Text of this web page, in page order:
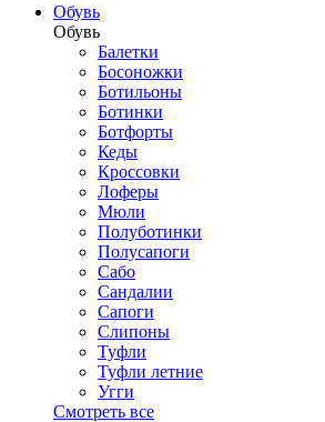
Обувь
Обувь
Балетки
Босоножки
Ботильоны
Ботинки
Ботфорты
Кеды
Кроссовки
Лоферы
Мюли
Полуботинки
Полусапоги
Сабо
Сандалии
Сапоги
Слипоны
Туфли
Туфли летние
Угги
Смотреть все